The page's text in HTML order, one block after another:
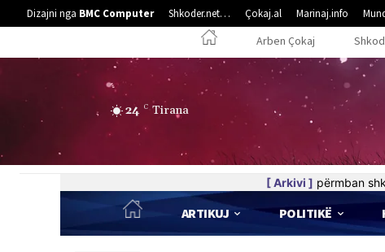
Dizajni nga BMC Computer Shkoder.net… Çokaj.al Marinaj.info
Arben Çokaj
24 C Tirana
[ Arkivi ] përmban
ARTIKUJ POLITIKË